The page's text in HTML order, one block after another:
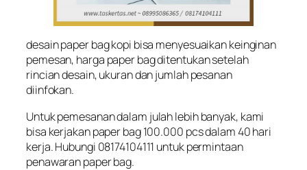
desain paper bag kopi bisa menyesuaikan keinginan
pemesan, harga paper bag ditentukan setelah
rincian desain, ukuran dan jumlah pesanan
diinfokan.
Untuk pemesanan dalam julah lebih banyak, kami
bisa kerjakan paper bag 100.000 pcs dalam 40 hari
kerja. Hubungi 08174104111 untuk permintaan
penawaran paper bag.